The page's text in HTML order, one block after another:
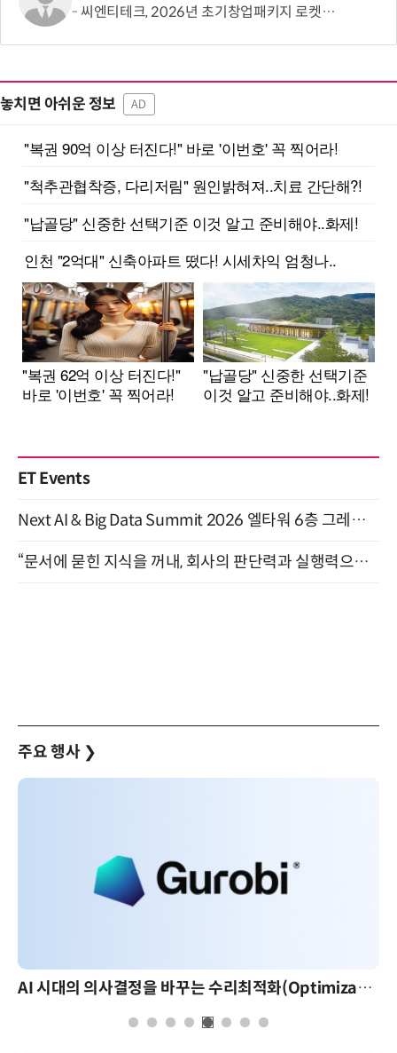
씨엔티테크, 2026년 초기창업패키지 로켓십 IR 경진대회 1회차 참가 기업 모집
놓치면 아쉬운 정보 AD
ET Events
Next AI & Big Data Summit 2026 엘타워 6층 그레이스홀 개최 (9/18)
“문서에 묻힌 지식을 꺼내, 회사의 판단력과 실행력으로 바꾸다” (8/20)
주요 행사 ❯
AI 시대의 의사결정을 바꾸는 수리최적화(Optimization): 실제 산업 적용 사례와 활용 전략